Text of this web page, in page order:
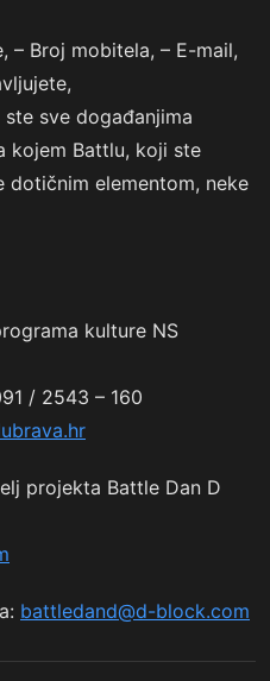
Broj mobitela, – E-mail,
sve događanjima
kojem Battlu, koji ste
elementom, neke
kulture NS
/ 2543 – 160
projekta Battle Dan D
battledand@d-block.com